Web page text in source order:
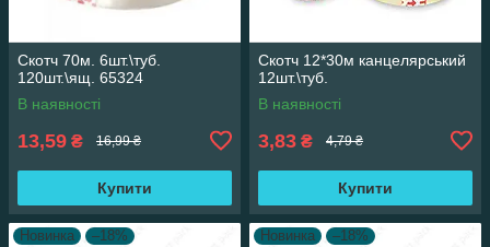
Скотч 70м. 6шт.\туб.
120шт.\ящ. 65324
В наявності
13,59 ₴ 16,99 ₴
Купити
Скотч 12*30м канцелярський
12шт.\туб.
В наявності
3,83 ₴ 4,79 ₴
Купити
Новинка –18% Новинка –18%